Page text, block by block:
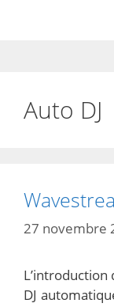
Auto DJ
27 novembre
DJ